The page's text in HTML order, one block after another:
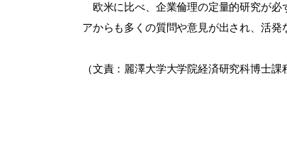
欧米に比べ、企業倫理の定量的研究が必
アからも多くの質問や意見が出され、活発
（文責：麗澤大学大学院経済研究科博士